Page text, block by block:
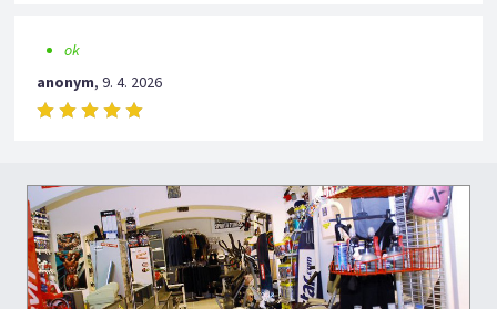
ok
anonym,9. 4. 2026